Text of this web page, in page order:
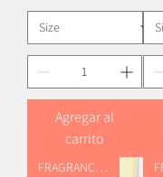
Agregar al
carrito
FRAGRANCE OIL